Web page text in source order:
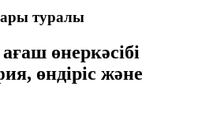
туралы
өнеркәсібі
өндіріс және